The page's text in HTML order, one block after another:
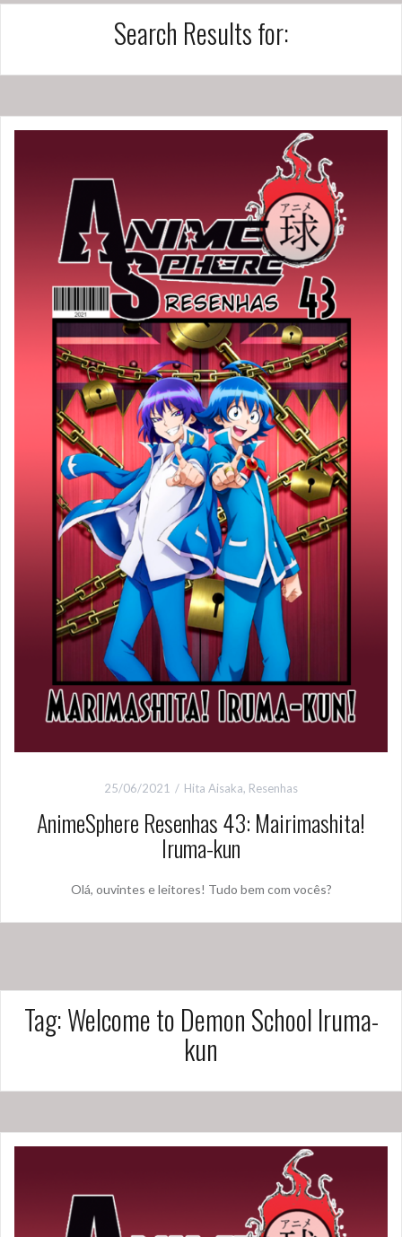
Search Results for:
25/06/2021 Hita Aisaka, Resenhas
AnimeSphere Resenhas 43: Mairimashita!
Iruma-kun
Olá, ouvintes e leitores! Tudo bem com vocês?
Tag:Welcome to Demon School Iruma-
kun